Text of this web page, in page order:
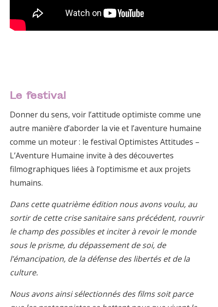
Le festival
Donner du sens, voir l’attitude optimiste comme une
autre manière d’aborder la vie et l’aventure humaine
comme un moteur : le festival Optimistes Attitudes –
L’Aventure Humaine invite à des découvertes
filmographiques liées à l’optimisme et aux projets
humains.
Dans cette quatrième édition nous avons voulu, au
sortir de cette crise sanitaire sans précédent, rouvrir
le champ des possibles et inciter à revoir le monde
sous le prisme, du dépassement de soi, de
l’émancipation, de la défense des libertés et de la
culture.
Nous avons ainsi sélectionnés des films soit parce